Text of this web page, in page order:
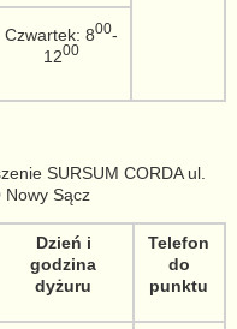
Czwartek: 800-
1200
SURSUM CORDA ul.
Nowy Sącz
Dzień i
godzina
dyżuru
Telefon
do
punktu